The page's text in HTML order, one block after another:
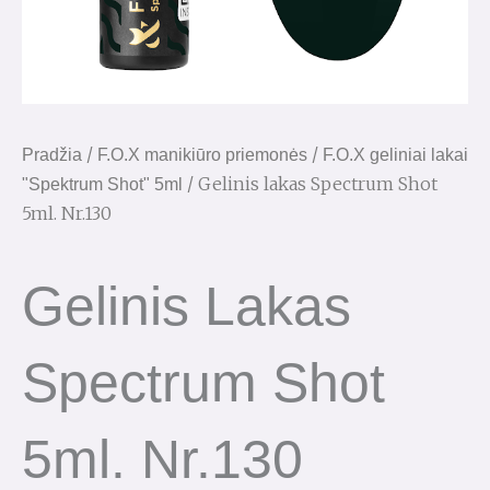
Pradžia / F.O.X manikiūro priemonės / F.O.X geliniai lakai
"Spektrum Shot" 5ml / Gelinis lakas Spectrum Shot
5ml. Nr.130
Gelinis Lakas
Spectrum Shot
5ml. Nr.130